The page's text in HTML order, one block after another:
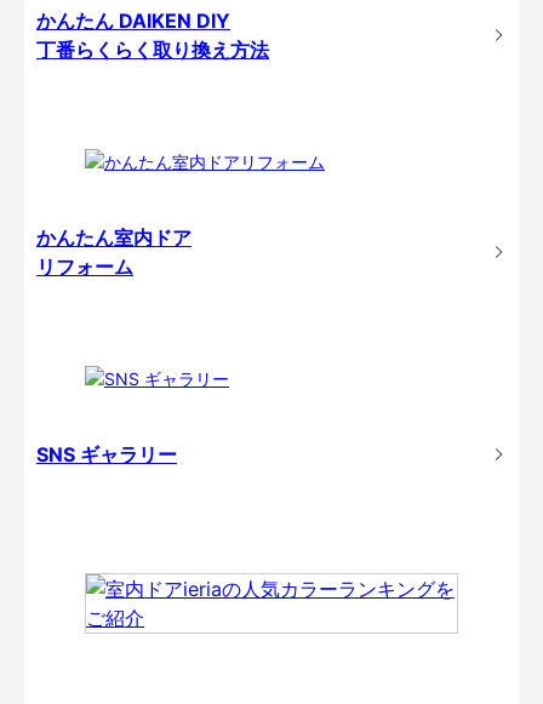
かんたん DAIKEN DIY
丁番らくらく取り換え方法
かんたん室内ドア
リフォーム
SNS ギャラリー